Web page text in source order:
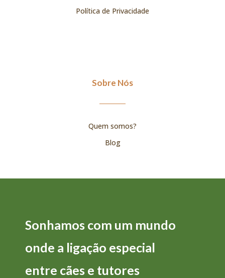
Política de Privacidade
Sobre Nós
Quem somos?
Blog
Sonhamos com um mundo
onde a ligação especial
entre cães e tutores